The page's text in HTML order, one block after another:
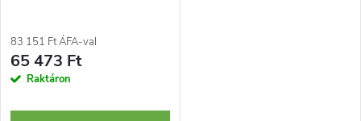
83 151 Ft ÁFA-val
65 473 Ft
Raktáron